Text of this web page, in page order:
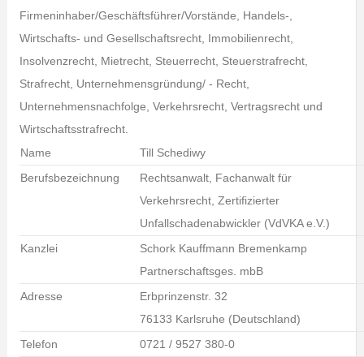
Firmeninhaber/Geschäftsführer/Vorstände, Handels-,
Wirtschafts- und Gesellschaftsrecht, Immobilienrecht,
Insolvenzrecht, Mietrecht, Steuerrecht, Steuerstrafrecht,
Strafrecht, Unternehmensgründung/ - Recht,
Unternehmensnachfolge, Verkehrsrecht, Vertragsrecht und
Wirtschaftsstrafrecht.
Name
Till Schediwy
Berufsbezeichnung
Rechtsanwalt, Fachanwalt für
Verkehrsrecht, Zertifizierter
Unfallschadenabwickler (VdVKA e.V.)
Kanzlei
Schork Kauffmann Bremenkamp
Partnerschaftsges. mbB
Adresse
Erbprinzenstr. 32
76133 Karlsruhe (Deutschland)
Telefon
0721 / 9527 380-0